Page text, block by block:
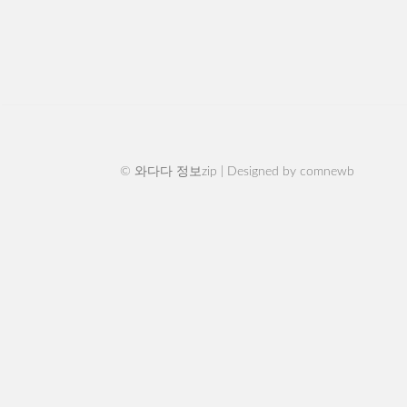
© 와다다 정보zip | Designed by comnewb